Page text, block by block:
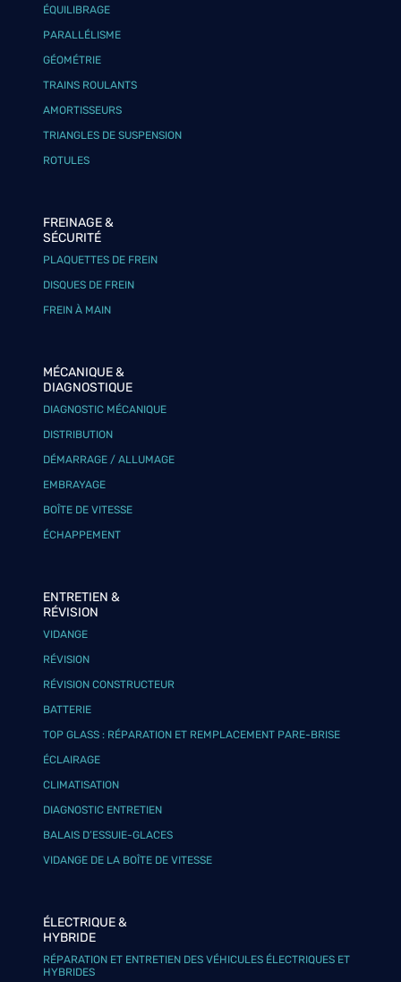
ÉQUILIBRAGE
PARALLÉLISME
GÉOMÉTRIE
TRAINS ROULANTS
AMORTISSEURS
TRIANGLES DE SUSPENSION
ROTULES
FREINAGE &
SÉCURITÉ
PLAQUETTES DE FREIN
DISQUES DE FREIN
FREIN À MAIN
MÉCANIQUE &
DIAGNOSTIQUE
DIAGNOSTIC MÉCANIQUE
DISTRIBUTION
DÉMARRAGE / ALLUMAGE
EMBRAYAGE
BOÎTE DE VITESSE
ÉCHAPPEMENT
ENTRETIEN &
RÉVISION
VIDANGE
RÉVISION
RÉVISION CONSTRUCTEUR
BATTERIE
TOP GLASS : RÉPARATION ET REMPLACEMENT PARE-BRISE
ÉCLAIRAGE
CLIMATISATION
DIAGNOSTIC ENTRETIEN
BALAIS D’ESSUIE-GLACES
VIDANGE DE LA BOÎTE DE VITESSE
ÉLECTRIQUE &
HYBRIDE
RÉPARATION ET ENTRETIEN DES VÉHICULES ÉLECTRIQUES ET
HYBRIDES